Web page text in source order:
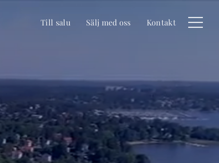
Till salu Sälj med oss Kontakt